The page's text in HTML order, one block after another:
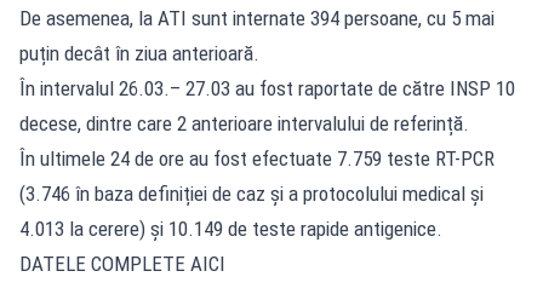
De asemenea, la ATI sunt internate 394 persoane, cu 5 mai
puțin decât în ziua anterioară.
În intervalul 26.03.– 27.03 au fost raportate de către INSP 10
decese, dintre care 2 anterioare intervalului de referință.
În ultimele 24 de ore au fost efectuate 7.759 teste RT-PCR
(3.746 în baza definiției de caz și a protocolului medical și
4.013 la cerere) și 10.149 de teste rapide antigenice.
DATELE COMPLETE AICI